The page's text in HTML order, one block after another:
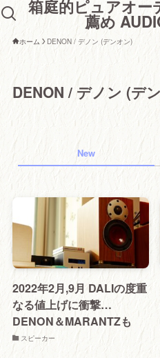
箱庭的ピュアオ
薦め
ホーム DENON / デノン (デンオン)
DENON / デノン (デ
New
2022年2月,9月 DALIの度重
なる値上げに衝撃…
DENON＆MARANTZも
スピーカー